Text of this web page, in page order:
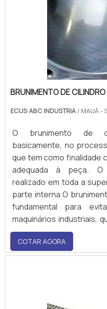
BRUNIMENTO DE CILINDRO
ECUS ABC INDUSTRIA/ MAUÁ -
O brunimento de
basicamente, no
que tem como finalidade
adequada à peça. O
realizado em toda a
parte interna.O
fundamental para
maquinários industriais,
na lubrificação correta
resultando, assim, em
funcionamento. O
COTAR AGORA